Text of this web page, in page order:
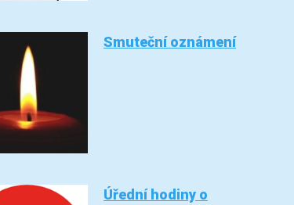
Smuteční oznámení
Úřední hodiny o